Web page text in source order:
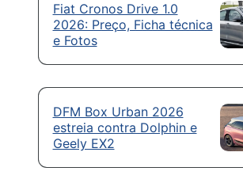
Fiat Cronos Drive 1.0
2026: Preço, Ficha técnica
e Fotos
DFM Box Urban 2026
estreia contra Dolphin e
Geely EX2